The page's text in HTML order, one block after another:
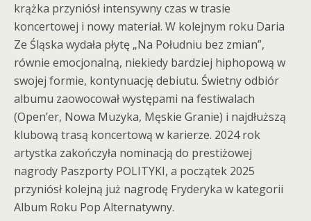
krążka przyniósł intensywny czas w trasie
koncertowej i nowy materiał. W kolejnym roku Daria
Ze Śląska wydała płytę „Na Południu bez zmian”,
równie emocjonalną, niekiedy bardziej hiphopową w
swojej formie, kontynuację debiutu. Świetny odbiór
albumu zaowocował występami na festiwalach
(Open’er, Nowa Muzyka, Męskie Granie) i najdłuższą
klubową trasą koncertową w karierze. 2024 rok
artystka zakończyła nominacją do prestiżowej
nagrody Paszporty POLITYKI, a początek 2025
przyniósł kolejną już nagrodę Fryderyka w kategorii
Album Roku Pop Alternatywny.